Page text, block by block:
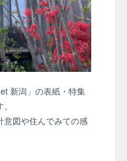
新潟」の表紙・特集
意図や住んでみての感